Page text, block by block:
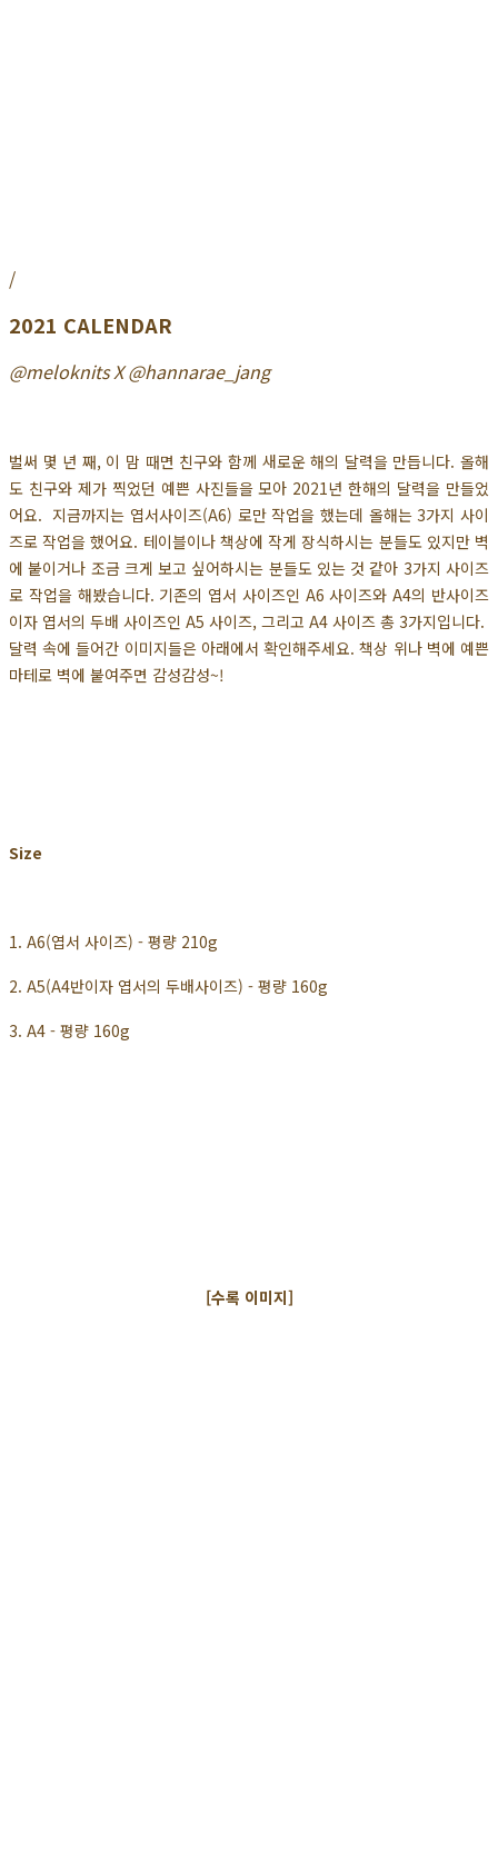
/
2021 CALENDAR
@meloknits X @hannarae_jang
벌써 몇 년 째, 이 맘 때면 친구와 함께 새로운 해의 달력을 만듭니다. 올해
도 친구와 제가 찍었던 예쁜 사진들을 모아 2021년 한해의 달력을 만들었
어요. 지금까지는 엽서사이즈(A6) 로만 작업을 했는데 올해는 3가지 사이
즈로 작업을 했어요. 테이블이나 책상에 작게 장식하시는 분들도 있지만 벽
에 붙이거나 조금 크게 보고 싶어하시는 분들도 있는 것 같아 3가지 사이즈
로 작업을 해봤습니다. 기존의 엽서 사이즈인 A6 사이즈와 A4의 반사이즈
이자 엽서의 두배 사이즈인 A5 사이즈, 그리고 A4 사이즈 총 3가지입니다.
달력 속에 들어간 이미지들은 아래에서 확인해주세요. 책상 위나 벽에 예쁜
마테로 벽에 붙여주면 감성감성~!
Size
1. A6(엽서 사이즈) - 평량 210g
2. A5(A4반이자 엽서의 두배사이즈) - 평량 160g
3. A4 - 평량 160g
[수록 이미지]